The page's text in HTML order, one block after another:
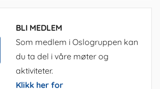
BLI MEDLEM
Som medlem i Oslogruppen kan
du ta del i våre møter og
aktiviteter.
Klikk her for